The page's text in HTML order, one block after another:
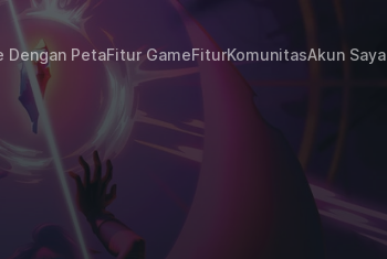
Dengan PetaFitur GameFiturKomunitasAkun Saya